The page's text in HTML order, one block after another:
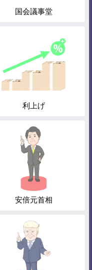
国会議事堂
利上げ
安倍元首相